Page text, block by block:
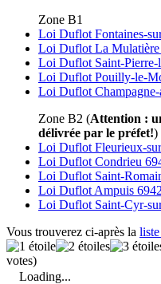
Zone B1
Loi Duflot Fontaines-
Loi Duflot La Mulatière
Loi Duflot Saint-Pierre-
Loi Duflot Pouilly-le-
Loi Duflot
Zone B2 (Attention :
délivrée par le préfet!)
Loi Duflot Fleurieux-
Loi Duflot Condrieu
Loi Duflot Saint-
Loi Duflot Ampuis
Loi Duflot Saint-Cyr-
Vous trouverez ci-après la
votes)
Loading...